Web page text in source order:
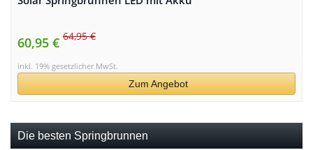
60,95 € 64,95 €
inkl. 19% gesetzlicher MwSt.
Zum Angebot
Die besten Springbrunnen